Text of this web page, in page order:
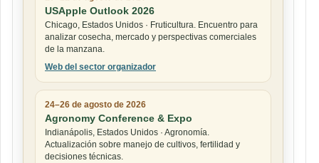
USApple Outlook 2026
Chicago, Estados Unidos · Fruticultura. Encuentro para
analizar cosecha, mercado y perspectivas comerciales
de la manzana.
Web del sector organizador
24–26 de agosto de 2026
Agronomy Conference & Expo
Indianápolis, Estados Unidos · Agronomía.
Actualización sobre manejo de cultivos, fertilidad y
decisiones técnicas.